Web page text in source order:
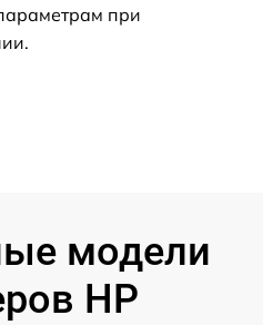
при
модели
HP